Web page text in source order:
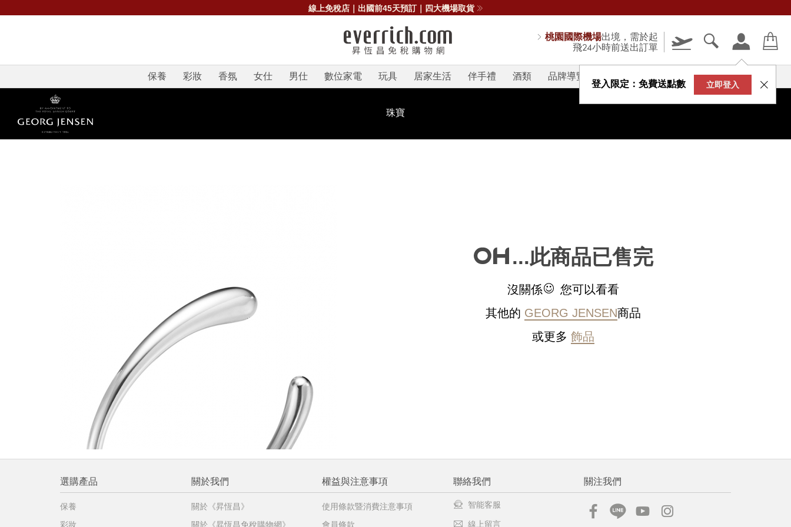
線上免稅店｜出國前45天預訂｜四大機場取貨
桃園國際機場出境，需於起
飛24小時前送出訂單
登入限定：免費送點數 立即登入
保養 彩妝 香氛 女仕 男仕 數位家電 玩具 居家生活 伴手禮 酒類 品牌導覽 V-STORY
珠寶
提醒您：
免稅品線上預訂服務限
不同機場的下單時間皆不相同，細節或訂購流程指引，請瀏覽購物流程說
...此商品已售完
沒關係
您可以看看
其他的 GEORG JENSEN商品
或更多 飾品
選購產品
保養
彩妝
關於我們
關於《昇恆昌》
關於《昇恆昌免稅購物網》
權益與注意事項
使用條款暨消費注意事項
會員條款
聯絡我們
智能客服
線上留言
關注我們